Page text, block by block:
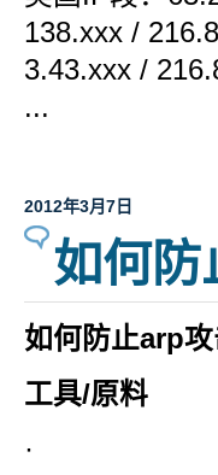
138.xxx /
3.43.xxx /
...
2012年3月7日
如何
如何防止arp
工具/原料
·